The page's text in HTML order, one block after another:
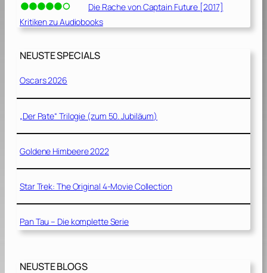
Die Rache von Captain Future [2017]
Kritiken zu Audiobooks
NEUSTE SPECIALS
Oscars 2026
„Der Pate“ Trilogie (zum 50. Jubiläum)
Goldene Himbeere 2022
Star Trek: The Original 4-Movie Collection
Pan Tau – Die komplette Serie
NEUSTE BLOGS